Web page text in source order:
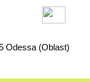
Odessa (Oblast)